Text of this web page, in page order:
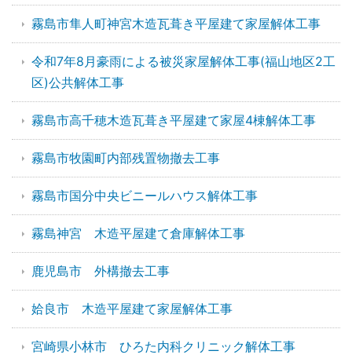
霧島市隼人町神宮木造瓦葺き平屋建て家屋解体工事
令和7年8月豪雨による被災家屋解体工事(福山地区2工
区)公共解体工事
霧島市高千穂木造瓦葺き平屋建て家屋4棟解体工事
霧島市牧園町内部残置物撤去工事
霧島市国分中央ビニールハウス解体工事
霧島神宮 木造平屋建て倉庫解体工事
鹿児島市 外構撤去工事
姶良市 木造平屋建て家屋解体工事
宮崎県小林市 ひろた内科クリニック解体工事